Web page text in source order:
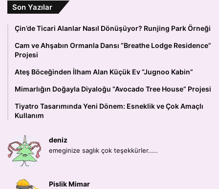
Son Yazılar
Çin’de Ticari Alanlar Nasıl Dönüşüyor? Runjing Park Örneği
Cam ve Ahşabın Ormanla Dansı “Breathe Lodge Residence”
Projesi
Ateş Böceğinden İlham Alan Küçük Ev “Jugnoo Kabin”
Mimarlığın Doğayla Diyaloğu “Avocado Tree House” Projesi
Tiyatro Tasarımında Yeni Dönem: Esneklik ve Çok Amaçlı
Kullanım
deniz
emeginize saglık çok teşekkürler.....
Pislik Mimar